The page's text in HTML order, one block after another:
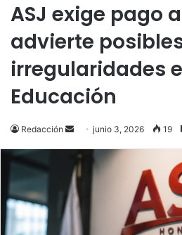
ASJ exige pago
advierte
irregularidades
Educación
Redacción
Send
email
junio 3, 2026 19